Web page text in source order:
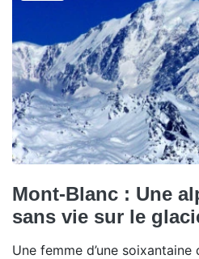
Mont-Blanc : Une
sans vie sur le
Une femme d’une soixantaine